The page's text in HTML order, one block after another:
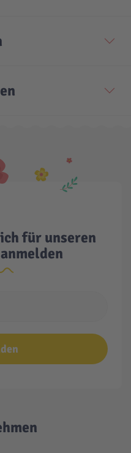
für unseren